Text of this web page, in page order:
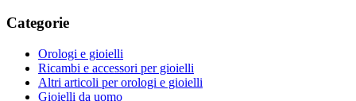
Categorie
Orologi e gioielli
Ricambi e accessori per gioielli
Altri articoli per orologi e gioielli
Gioielli da uomo